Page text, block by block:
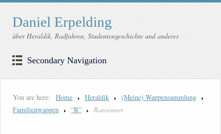
Daniel Erpelding
über Heraldik, Radfahren, Studentengeschichte und anderes
Secondary Navigation
You are here: Home Heraldik
(Meine) Wappensammlung
Familienwappen
“R” Ransonnet